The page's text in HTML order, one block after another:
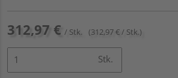
312,97 € / Stk. (312,97 € / Stk.)
Stk.